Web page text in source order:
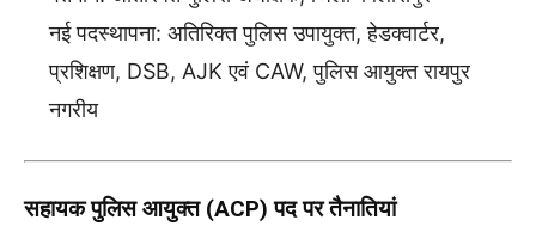
नई पदस्थापना: अतिरिक्त पुलिस उपायुक्त, हेडक्वार्टर,
प्रशिक्षण, DSB, AJK एवं CAW, पुलिस आयुक्त रायपुर
नगरीय
सहायक पुलिस आयुक्त (ACP) पद पर तैनातियां